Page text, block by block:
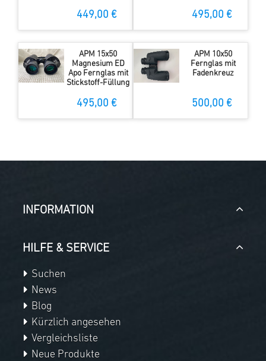
449,00 € 495,00 €
APM 15x50
Magnesium ED
Apo Fernglas mit
Stickstoff-Füllung
495,00 €
APM 10x50
Fernglas mit
Fadenkreuz
500,00 €
INFORMATION
HILFE & SERVICE
Suchen
News
Blog
Kürzlich angesehen
Vergleichsliste
Neue Produkte